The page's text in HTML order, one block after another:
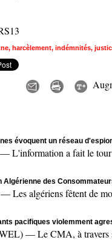
, harcèlement, indémnités,
évoquent un réseau
a fait le tour
Algérienne des
algériens fêtent de
pacifiques violemment
— Le CMA, à travers